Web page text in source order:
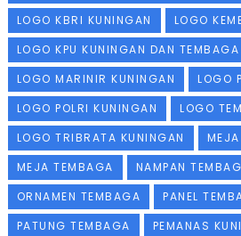
LOGO KBRI KUNINGAN
LOGO
LOGO KPU KUNINGAN DAN TEMBAGA
LOGO MARINIR KUNINGAN
LOGO
LOGO POLRI KUNINGAN
LOGO
LOGO TRIBRATA KUNINGAN
MEJA TEMBAGA
NAMPAN
ORNAMEN TEMBAGA
PANEL
PATUNG TEMBAGA
PEMANAS